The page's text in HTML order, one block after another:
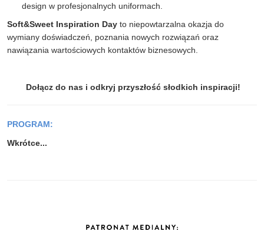
design w profesjonalnych uniformach.
Soft&Sweet Inspiration Day to niepowtarzalna okazja do
wymiany doświadczeń, poznania nowych rozwiązań oraz
nawiązania wartościowych kontaktów biznesowych.
Dołącz do nas i odkryj przyszłość słodkich inspiracji!
PROGRAM:
Wkrótce...